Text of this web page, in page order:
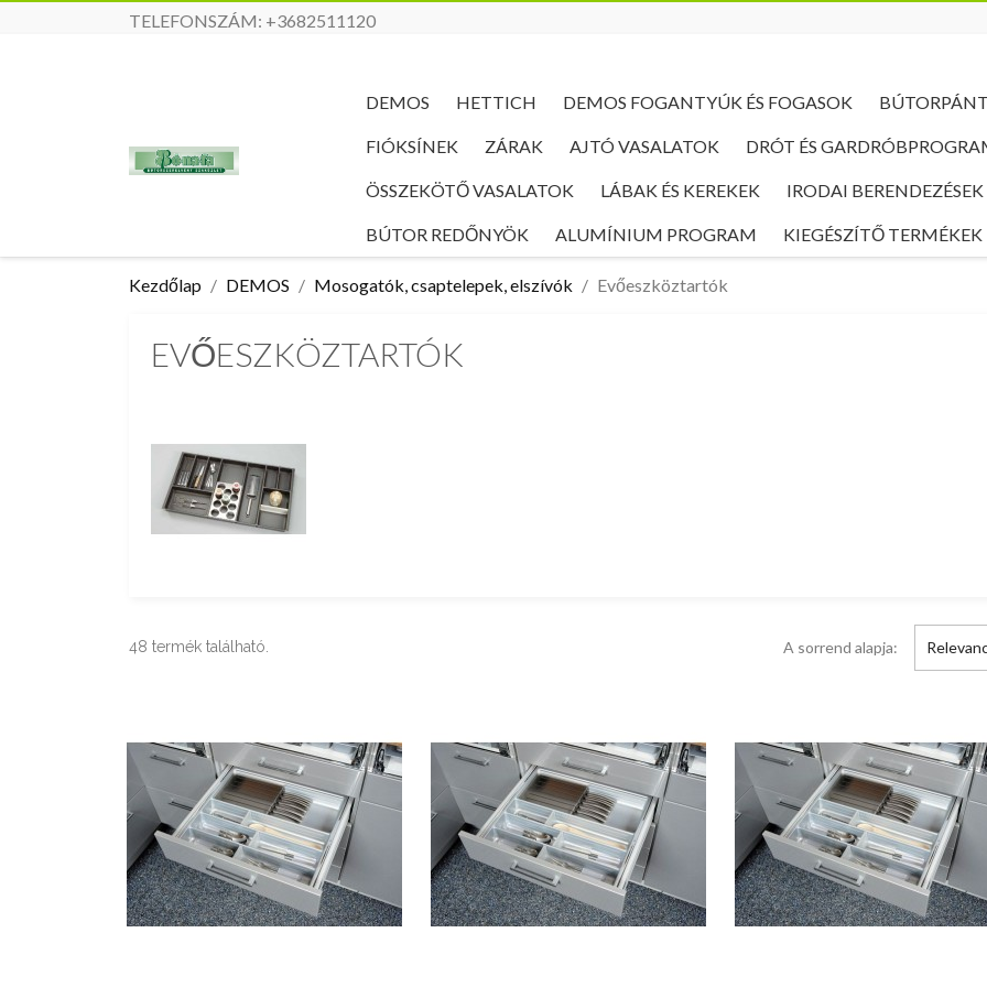
TELEFONSZÁM: +3682511120
DEMOS HETTICH DEMOS FOGANTYÚK ÉS FOGASOK
FIÓKSÍNEK ZÁRAK AJTÓ VASALATOK DRÓT ÉS
ÖSSZEKÖTŐ VASALATOK LÁBAK ÉS KEREKEK IRODAI BERENDEZÉSEK
BÚTOR REDŐNYÖK ALUMÍNIUM PROGRAM KIEGÉSZÍTŐ TERMÉKEK
Kezdőlap DEMOS Mosogatók, csaptelepek, elszívók Evőeszköztartók
EVŐESZKÖZTARTÓK
48 termék található. A sorrend alapja: